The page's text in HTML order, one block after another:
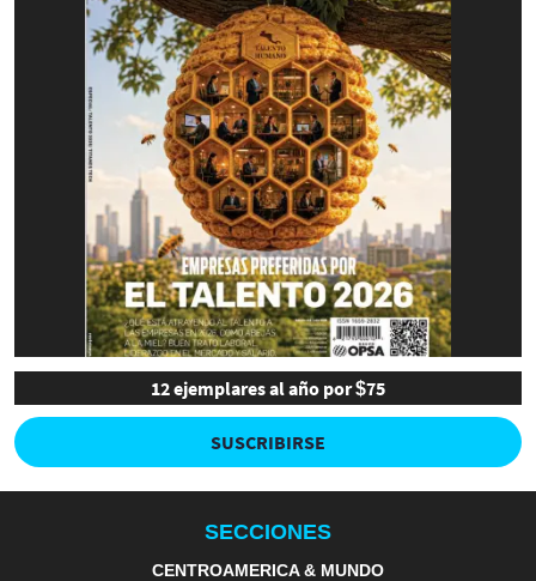
12 ejemplares al año por $75
SUSCRIBIRSE
SECCIONES
CENTROAMERICA & MUNDO